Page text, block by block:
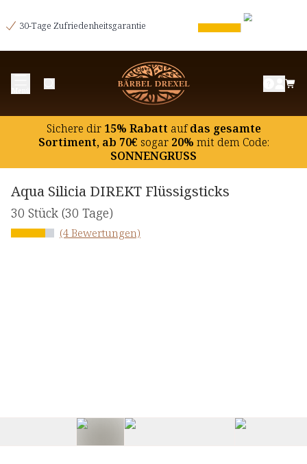
30-Tage Zufriedenheitsgarantie
Sichere dir15% Rabatt aufdas gesamte
Sortiment, ab 70€ sogar20% mit dem Code:
SONNENGRUSS
Aqua Silicia DIREKT Flüssigsticks
30 Stück (30 Tage)
(4 Bewertungen)